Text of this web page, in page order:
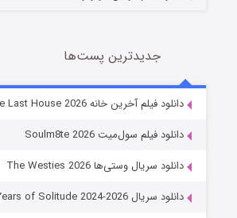
خاندان اژدها فصل ۳
جدیدترین پست‌ها
دانلود فیلم آخرین خانه The Last House 2026
دانلود فیلم سول‌میت Soulm8te 2026
دانلود سریال وستی‌ها The Westies 2026
دانلود سریال One Hundred Years of Solitude 2024-2026